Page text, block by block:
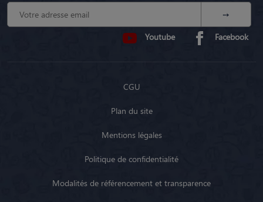
Youtube Facebook
CGU
Plan du site
Mentions légales
Politique de confidentialité
Modalités de référencement et transparence